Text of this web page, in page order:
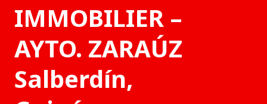
IMMOBILIER –
AYTO. ZARAÚZ
Salberdín,